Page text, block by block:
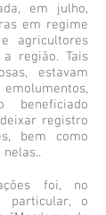
em julho,
em regime
agricultores
a região. Tais
estavam
beneficiado
registro
bem como
foi, no
particular, o